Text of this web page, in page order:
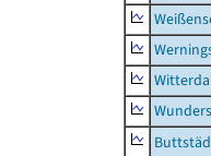
Witterda